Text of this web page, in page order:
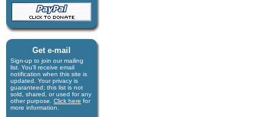
Get e-mail
Sign-up to join our mail­ing
list. You'll receive e­mail
notification when this site is
updated. Your privacy is
guaran­teed; this list is not
sold, shared, or used for any
other purpose. Click here for
more infor­mation.